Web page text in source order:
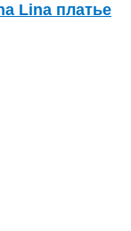
Lina платье